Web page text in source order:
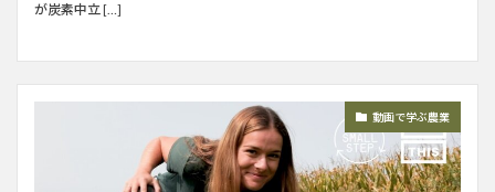
が炭素中立 […]
動画で学ぶ農業